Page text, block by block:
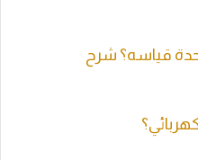
قياسه؟ شرح